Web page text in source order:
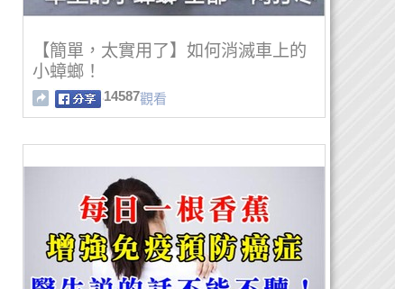
【簡單，太實用了】如何消滅車上的
小蟑螂！
14587觀看